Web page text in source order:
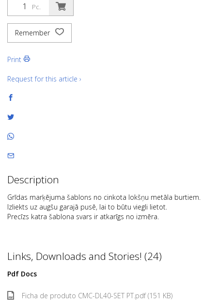
Pc.
Remember
Print
Request for this article ›
Description
Grīdas marķējuma šablons no cinkota lokšņu metāla burtiem.
Izliekts uz augšu garajā pusē, lai to būtu viegli lietot.
Precīzs katra šablona svars ir atkarīgs no izmēra.
Links, Downloads and Stories! (24)
Pdf Docs
Ficha de produto CMC-DL40-SET PT.pdf (151 KB)